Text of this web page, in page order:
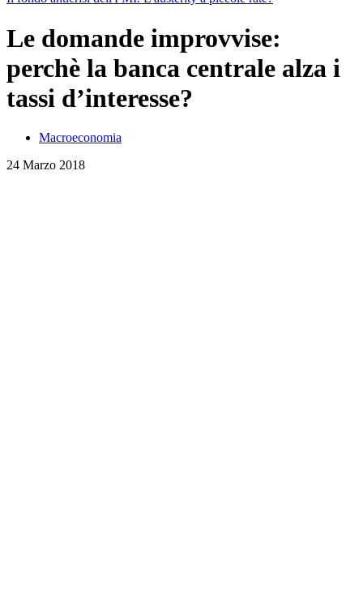
Le domande improvvise:
perchè la banca centrale alza i
tassi d’interesse?
Macroeconomia
24 Marzo 2018